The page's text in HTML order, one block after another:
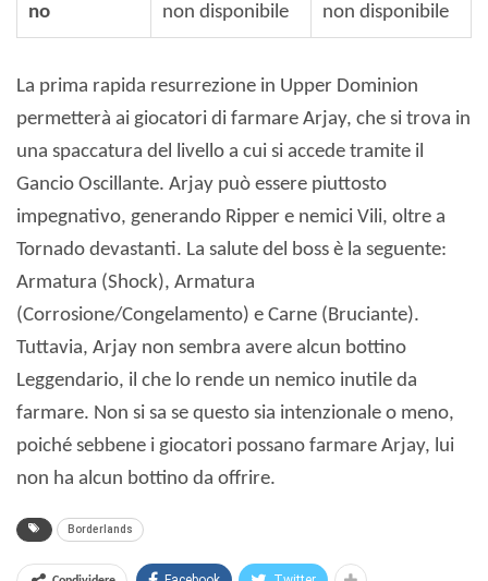
no non disponibile non disponibile
La prima rapida resurrezione in Upper Dominion
permetterà ai giocatori di farmare Arjay, che si trova in
una spaccatura del livello a cui si accede tramite il
Gancio Oscillante. Arjay può essere piuttosto
impegnativo, generando Ripper e nemici Vili, oltre a
Tornado devastanti. La salute del boss è la seguente:
Armatura (Shock), Armatura
(Corrosione/Congelamento) e Carne (Bruciante).
Tuttavia, Arjay non sembra avere alcun bottino
Leggendario, il che lo rende un nemico inutile da
farmare. Non si sa se questo sia intenzionale o meno,
poiché sebbene i giocatori possano farmare Arjay, lui
non ha alcun bottino da offrire.
Borderlands